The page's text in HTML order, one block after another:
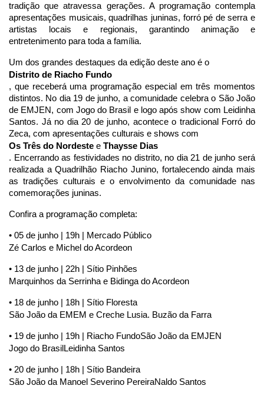
tradição que atravessa gerações. A programação contempla
apresentações musicais, quadrilhas juninas, forró pé de serra e
artistas locais e regionais, garantindo animação e
entretenimento para toda a família.
Um dos grandes destaques da edição deste ano é o
Distrito de Riacho Fundo
, que receberá uma programação especial em três momentos
distintos. No dia 19 de junho, a comunidade celebra o São João
de EMJEN, com Jogo do Brasil e logo após show com Leidinha
Santos. Já no dia 20 de junho, acontece o tradicional Forró do
Zeca, com apresentações culturais e shows com
Os Três do Nordeste e Thaysse Dias
. Encerrando as festividades no distrito, no dia 21 de junho será
realizada a Quadrilhão Riacho Junino, fortalecendo ainda mais
as tradições culturais e o envolvimento da comunidade nas
comemorações juninas.
Confira a programação completa:
• 05 de junho | 19h | Mercado Público
Zé Carlos e Michel do Acordeon
• 13 de junho | 22h | Sítio Pinhões
Marquinhos da Serrinha e Bidinga do Acordeon
• 18 de junho | 18h | Sítio Floresta
São João da EMEM e Creche Lusia. Buzão da Farra
• 19 de junho | 19h | Riacho FundoSão João da EMJEN
Jogo do Brasil Leidinha Santos
• 20 de junho | 18h | Sítio Bandeira
São João da Manoel Severino PereiraNaldo Santos